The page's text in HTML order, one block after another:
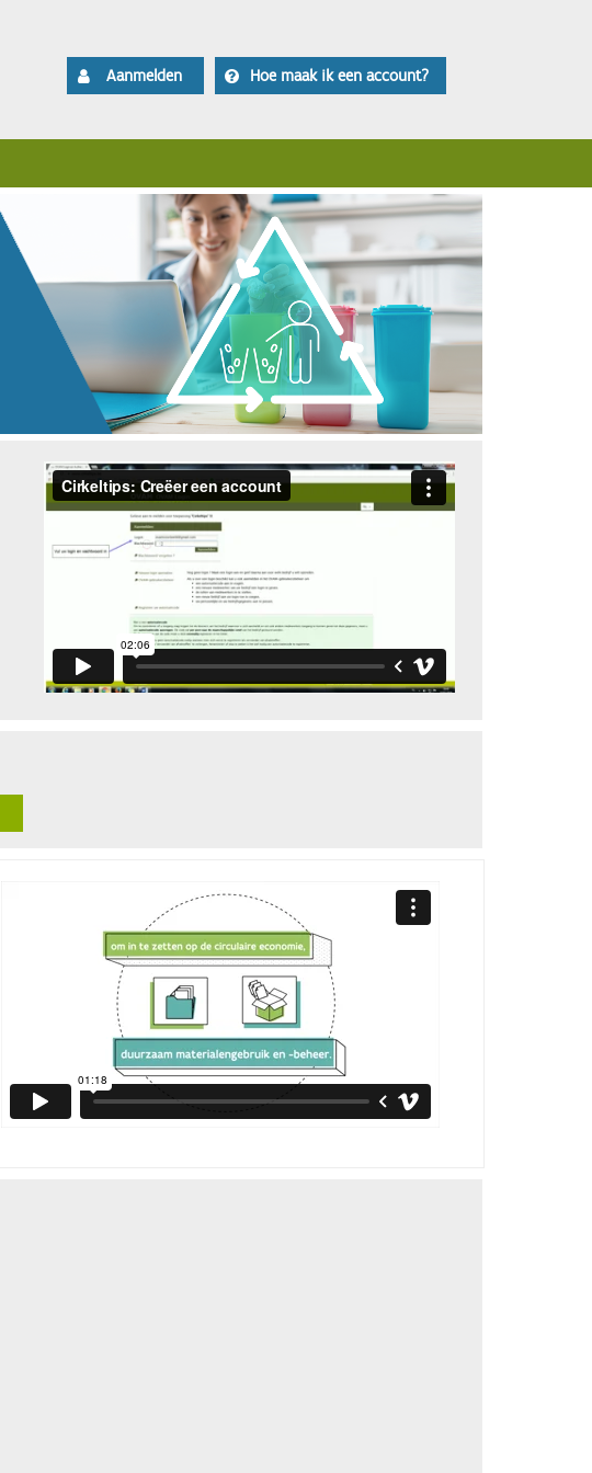
Aanmelden Hoe maak ik een account?